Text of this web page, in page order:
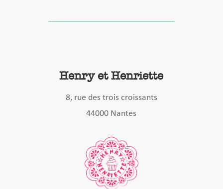
Henry et Henriette
8, rue des trois croissants
44000 Nantes